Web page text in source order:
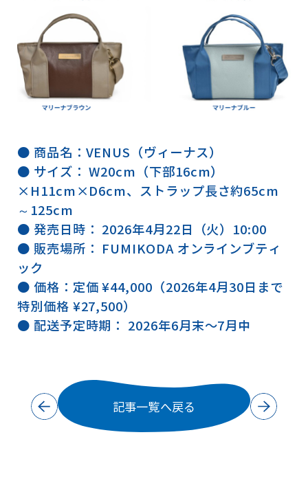
● 商品名：VENUS（ヴィーナス）
● サイズ： W20cm（下部16cm）
×H11cm×D6cm、ストラップ長さ約65cm
～125cm
● 発売日時： 2026年4月22日（火）10:00
● 販売場所： FUMIKODA オンラインブティ
ック
● 価格：定価 ¥44,000（2026年4月30日まで
特別価格 ¥27,500）
● 配送予定時期： 2026年6月末〜7月中
記事一覧へ戻る